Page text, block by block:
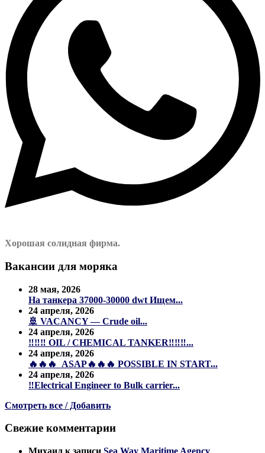
Хорошая солидная фирма.
Вакансии для моряка
28 мая, 2026
На танкера 37000-30000 dwt Ищем...
24 апреля, 2026
🚢 VACANCY — Crude oil...
24 апреля, 2026
‼️‼️‼️ OIL / CHEMICAL TANKER‼️‼️‼️...
24 апреля, 2026
🔥🔥🔥 ASAP🔥🔥🔥 POSSIBLE IN START...
24 апреля, 2026
‼️Electrical Engineer to Bulk carrier...
Смотреть все / Добавить
Свежие комментарии
Михаил к записи Sea Way Maritime Agency